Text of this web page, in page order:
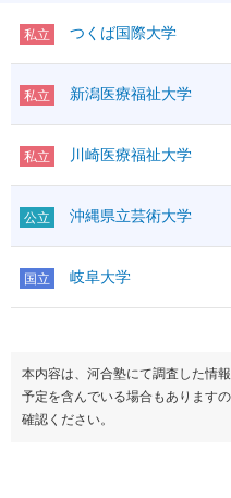
私立 つくば国際大学
私立 新潟医療福祉大学
私立 川崎医療福祉大学
公立 沖縄県立芸術大学
国立 岐阜大学
本内容は、河合塾にて調査した情
予定を含んでいる場合もあります
確認ください。